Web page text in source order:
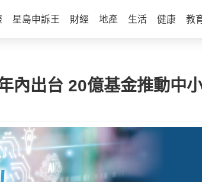
星島申訴王 財經 地產 生活 健康 教
內出台 20億基金推動中